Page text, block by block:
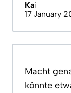
Kai
17 January
Macht
könnte